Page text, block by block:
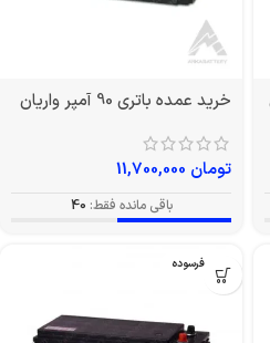
خرید عمده باتری 90 آمپر واریان
تومان
باقی مانده فقط: 40
بدون فرسوده